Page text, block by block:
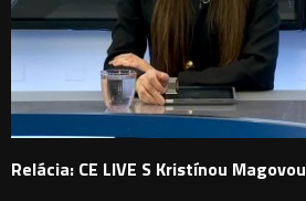
Relácia: CE LIVE S Kristínou Magovou